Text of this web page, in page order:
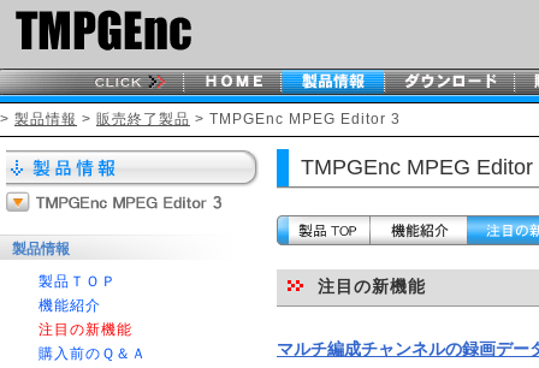
> 製品情報 > 販売終了製品 > TMPGEnc MPEG Editor 3
製品情報
製品ＴＯＰ
機能紹介
注目の新機能
購入前のＱ＆Ａ
TMPGEnc MPEG
注目の新機能
マルチ編成チャンネルの録画デ